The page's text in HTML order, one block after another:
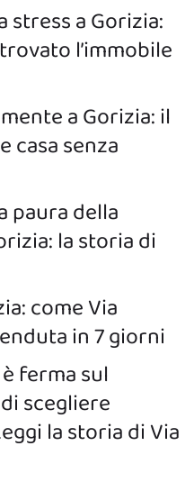
stress a Gorizia:
l’immobile
a Gorizia: il
casa senza
paura della
la storia di
come Via
in 7 giorni
ferma sul
scegliere
la storia di Via